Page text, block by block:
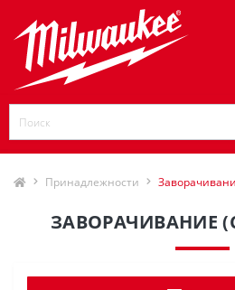
Принадлежности
ЗАВОРАЧИВАНИЕ